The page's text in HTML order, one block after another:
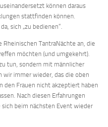
können daraus
stattfinden können.
sich „zu bedienen“.
TantraNächte an, die
möchten (und umgekehrt).
tun, sondern mit männlicher
wir immer wieder, das die oben
den Frauen nicht akzeptiert haben
Nach diesen Erfahrungen
beim nächsten Event wieder